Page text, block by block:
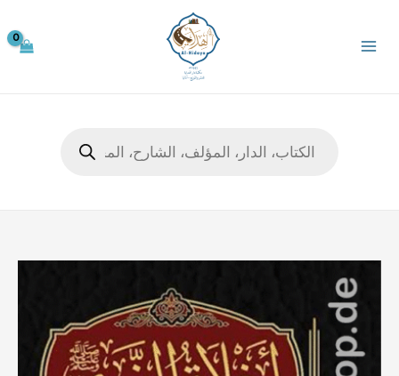
المحتوى
أخلاق
النبي
وآدابه